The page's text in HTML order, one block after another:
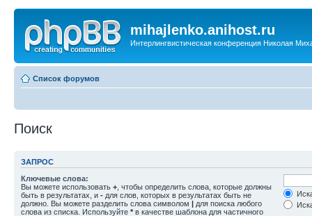
mihajlenko.anihost.ru
Интерлингвистическая конференция Николая
Список форумов
Поиск
ЗАПРОС
Ключевые слова:
Вы можете использовать + , чтобы определить слова, которые должны
быть в результатах, и - для слов, которых в результатах быть не
должно. Вы можете разделить слова символом | для поиска любого
слова из списка. Используйте * в качестве шаблона для частичного